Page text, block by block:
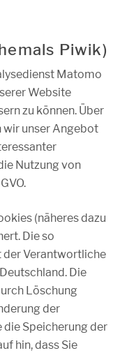
Piwik)
Matomo
Website
zu können. Über
wir unser Angebot
Nutzung von
(näheres dazu
Die so
Verantwortliche
Die
Löschung
der
die Speicherung der
hin, dass Sie